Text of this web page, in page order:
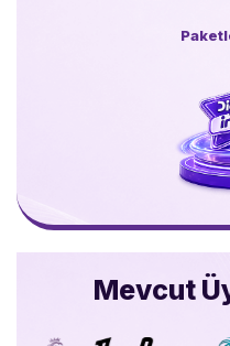
Mevcut